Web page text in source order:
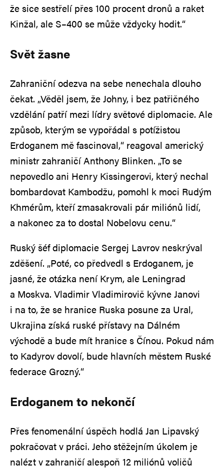
že sice sestřelí přes 100 procent dronů a raket
Kinžal, ale S–400 se může vždycky hodit.“
Svět žasne
Zahraniční odezva na sebe nenechala dlouho
čekat. „Věděl jsem, že Johny, i bez patřičného
vzdělání patří mezi lídry světové diplomacie. Ale
způsob, kterým se vypořádal s potížistou
Erdoganem mě fascinoval,“ reagoval americký
ministr zahraničí Anthony Blinken. „To se
nepovedlo ani Henry Kissingerovi, který nechal
bombardovat Kambodžu, pomohl k moci Rudým
Khmérům, kteří zmasakrovali pár miliónů lidí,
a nakonec za to dostal Nobelovu cenu.“
Ruský šéf diplomacie Sergej Lavrov neskrýval
zděšení. „Poté, co předvedl s Erdoganem, je
jasné, že otázka není Krym, ale Leningrad
a Moskva. Vladimir Vladimirovič kývne Janovi
i na to, že se hranice Ruska posune za Ural,
Ukrajina získá ruské přístavy na Dálném
východě a bude mít hranice s Čínou. Pokud nám
to Kadyrov dovolí, bude hlavních městem Ruské
federace Grozný.“
Erdoganem to nekončí
Přes fenomenální úspěch hodlá Jan Lipavský
pokračovat v práci. Jeho stěžejním úkolem je
nalézt v zahraničí alespoň 12 miliónů voličů